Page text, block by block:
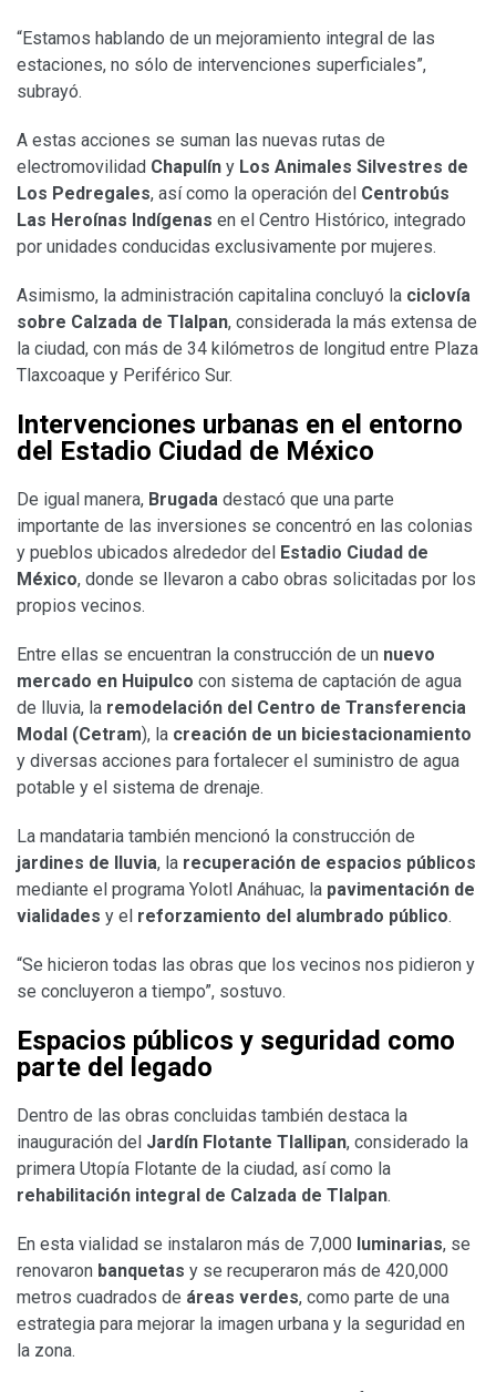
“Estamos hablando de un mejoramiento integral de las
estaciones, no sólo de intervenciones superficiales”,
subrayó.
A estas acciones se suman las nuevas rutas de
electromovilidad Chapulín y Los Animales Silvestres de
Los Pedregales, así como la operación del Centrobús
Las Heroínas Indígenas en el Centro Histórico, integrado
por unidades conducidas exclusivamente por mujeres.
Asimismo, la administración capitalina concluyó la ciclovía
sobre Calzada de Tlalpan, considerada la más extensa de
la ciudad, con más de 34 kilómetros de longitud entre Plaza
Tlaxcoaque y Periférico Sur.
Intervenciones urbanas en el entorno
del Estadio Ciudad de México
De igual manera, Brugada destacó que una parte
importante de las inversiones se concentró en las colonias
y pueblos ubicados alrededor del Estadio Ciudad de
México, donde se llevaron a cabo obras solicitadas por los
propios vecinos.
Entre ellas se encuentran la construcción de un nuevo
mercado en Huipulco con sistema de captación de agua
de lluvia, la remodelación del Centro de Transferencia
Modal (Cetram), la creación de un biciestacionamiento
y diversas acciones para fortalecer el suministro de agua
potable y el sistema de drenaje.
La mandataria también mencionó la construcción de
jardines de lluvia, la recuperación de espacios públicos
mediante el programa Yolotl Anáhuac, la pavimentación de
vialidades y el reforzamiento del alumbrado público.
“Se hicieron todas las obras que los vecinos nos pidieron y
se concluyeron a tiempo”, sostuvo.
Espacios públicos y seguridad como
parte del legado
Dentro de las obras concluidas también destaca la
inauguración del Jardín Flotante Tlallipan, considerado la
primera Utopía Flotante de la ciudad, así como la
rehabilitación integral de Calzada de Tlalpan.
En esta vialidad se instalaron más de 7,000 luminarias, se
renovaron banquetas y se recuperaron más de 420,000
metros cuadrados de áreas verdes, como parte de una
estrategia para mejorar la imagen urbana y la seguridad en
la zona.